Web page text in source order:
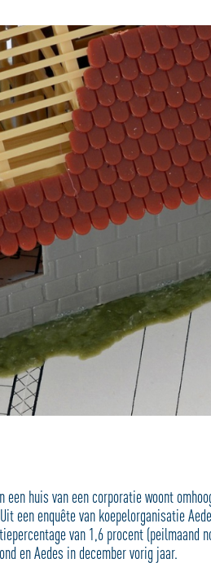
huis van een corporatie woont
een enquête van koepelorganisatie
van 1,6 procent (peilmaand
en Aedes in december vorig jaar.